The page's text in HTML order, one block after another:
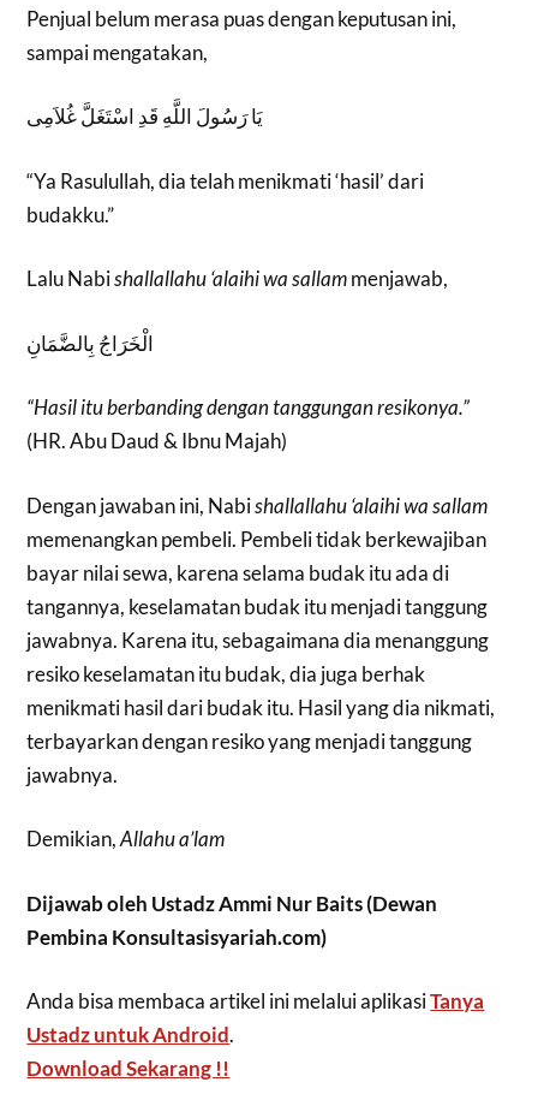
Penjual belum merasa puas dengan keputusan ini,
sampai mengatakan,
يَا رَسُولَ اللَّهِ قَدِ اسْتَغَلَّ غُلاَمِى
“Ya Rasulullah, dia telah menikmati ‘hasil’ dari
budakku.”
Lalu Nabishallallahu ‘alaihi wa sallammenjawab,
الْخَرَاجُ بِالضَّمَانِ
“Hasil itu berbanding dengan tanggungan resikonya.”
(HR. Abu Daud & Ibnu Majah)
Dengan jawaban ini, Nabishallallahu ‘alaihi wa sallam
memenangkan pembeli. Pembeli tidak berkewajiban
bayar nilai sewa, karena selama budak itu ada di
tangannya, keselamatan budak itu menjadi tanggung
jawabnya. Karena itu, sebagaimana dia menanggung
resiko keselamatan itu budak, dia juga berhak
menikmati hasil dari budak itu. Hasil yang dia nikmati,
terbayarkan dengan resiko yang menjadi tanggung
jawabnya.
Demikian,Allahu a’lam
Dijawab oleh Ustadz Ammi Nur Baits (Dewan
Pembina Konsultasisyariah.com)
Anda bisa membaca artikel ini melalui aplikasiTanya
Ustadz untuk Android.
Download Sekarang !!